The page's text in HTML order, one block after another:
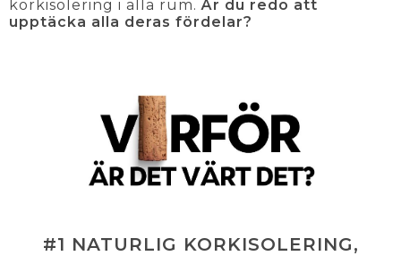
korkisolering i alla rum.Är du redo att
upptäcka alla deras fördelar?
#1 NATURLIG KORKISOLERING,